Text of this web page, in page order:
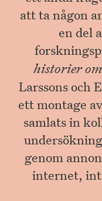
att ta någon
en del
historier
Larssons och
ett montage
samlats in
genom
internet,